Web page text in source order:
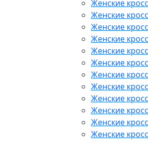
Женские
Женские
Женские
Женские
Женские
Женские
Женские
Женские
Женские
Женские
Женские
Женские